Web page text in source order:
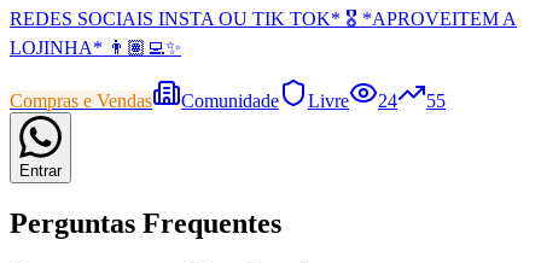
REDES SOCIAIS INSTA OU TIK TOK* 🎖️ *APROVEITEM A
LOJINHA* 👨🏽‍💻✨
Compras e Vendas Comunidade Livre 24 55
Entrar
Perguntas Frequentes